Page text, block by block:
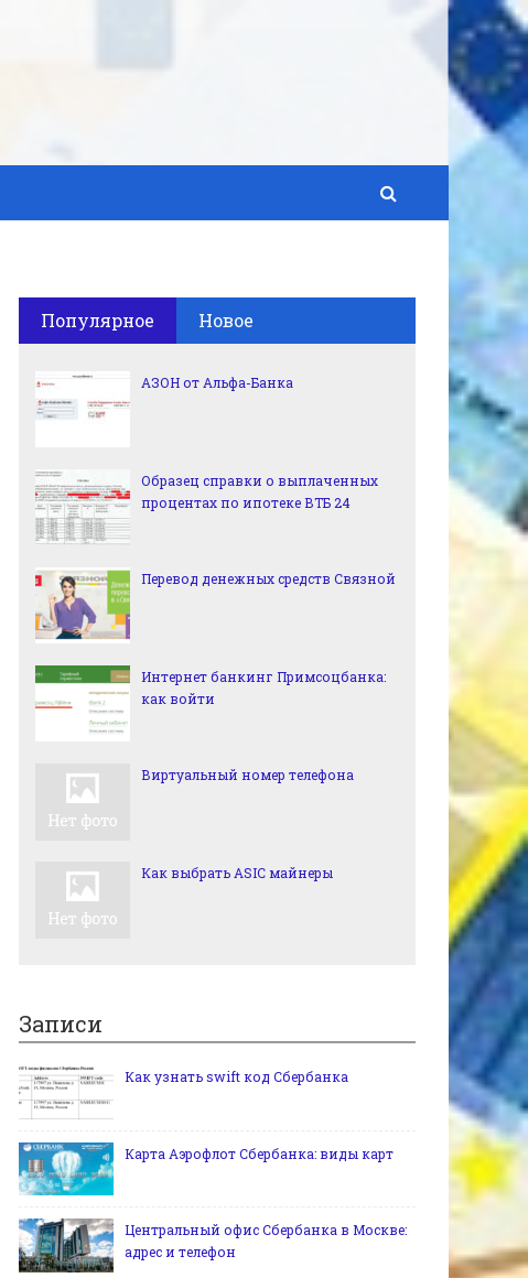
Популярное Новое
АЗОН от Альфа-Банка
Образец справки о выплаченных
процентах по ипотеке ВТБ 24
Перевод денежных средств Связной
Интернет банкинг Примсоцбанка:
как войти
Виртуальный номер телефона
Как выбрать ASIC майнеры
Записи
Как узнать swift код Сбербанка
Карта Аэрофлот Сбербанка: виды карт
Центральный офис Сбербанка в Москве:
адрес и телефон